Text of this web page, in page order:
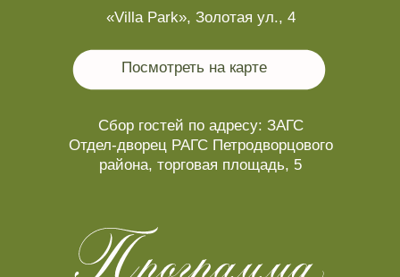
Для нас главное – ваше присутствие!
Мы будем рады видеть вас в вечерних